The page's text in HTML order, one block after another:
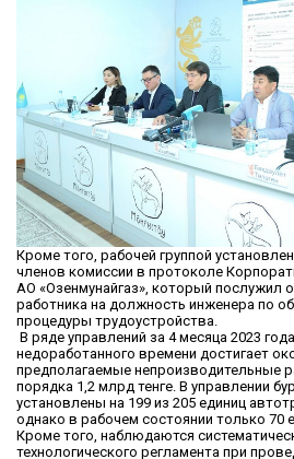
Кроме того, рабочей группой
членов комиссии в протоколе
АО «Озенмунайгаз», который послужил
работника на должность инженера по
процедуры трудоустройства.
В ряде управлений за 4 месяца 2023
недоработанного времени достигает
предполагаемые непроизводительные
порядка 1,2 млрд тенге. В управлении
установлены на 199 из 205 единиц
однако в рабочем состоянии только 70
Кроме того, наблюдаются
технологического регламента при